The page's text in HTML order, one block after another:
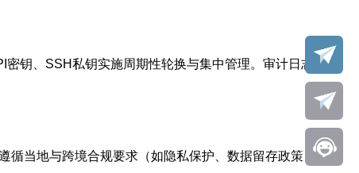
钥、SSH私钥实施周期性轮换与集中管理。审计日志应长
当地与跨境合规要求（如隐私保护、数据留存政策），并